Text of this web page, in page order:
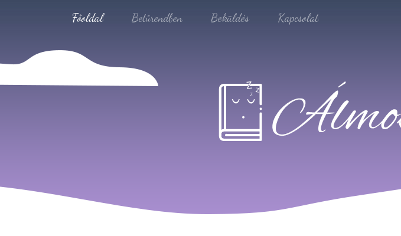
Főoldal Betűrendben Beküldés Kapcsolat